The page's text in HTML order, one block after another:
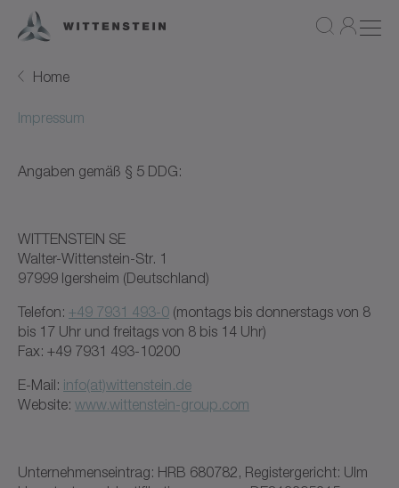
Home
Impressum
Angaben gemäß § 5 DDG:
WITTENSTEIN SE
Walter-Wittenstein-Str. 1
97999 Igersheim (Deutschland)
Telefon: +49 7931 493-0 (montags bis donnerstags von 8
bis 17 Uhr und freitags von 8 bis 14 Uhr)
Fax: +49 7931 493-10200
E-Mail: info(at)wittenstein.de
Website: www.wittenstein-group.com
Unternehmenseintrag: HRB 680782, Registergericht: Ulm